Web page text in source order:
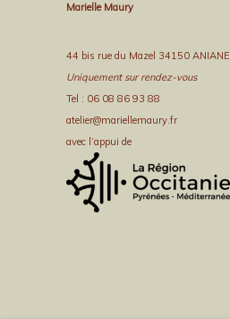
Marielle Maury
44 bis rue du Mazel 34150 ANIANE
Uniquement sur rendez-vous
Tel : 06 08 86 93 88
atelier@mariellemaury.fr
avec l’appui de